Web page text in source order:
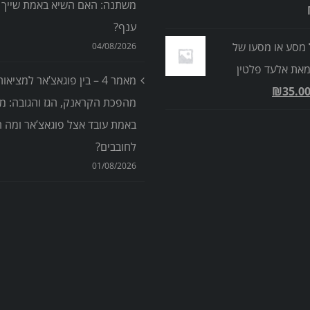
מסע או מסעו של
אלעד פלטין
₪35.00
משתנה: האם השיא באמת שייך
ענף?
04/08/2026
מאמר 4 – בין פוגאצ’אר
מהפכת הקראנק, הגז והגובה:
באמת עובד אצל פוגאצ’אר ומה
לחובבים?
01/08/2026